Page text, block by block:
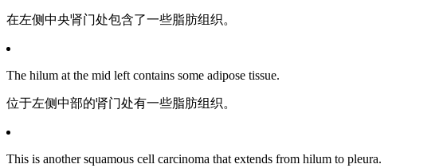
在左侧中央肾门处包含了一些脂肪组织。
The hilum at the mid left contains some adipose tissue.
位于左侧中部的肾门处有一些脂肪组织。
This is another squamous cell carcinoma that extends from hilum to pleura.